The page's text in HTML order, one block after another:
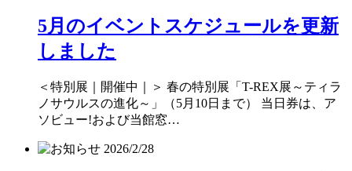
5月のイベントスケジュールを更新
しました
＜特別展｜開催中｜＞ 春の特別展「T-REX展～ティラ
ノサウルスの進化～」（5月10日まで） 当日券は、ア
ソビュー!および当館窓…
2026/2/28